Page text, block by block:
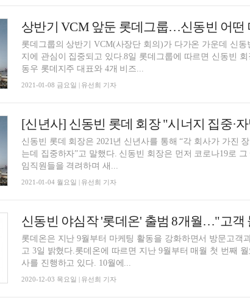
상반기 VCM 앞둔 롯데그룹…신동빈 어떤
롯데그룹의 상반기 VCM(사장단 회의)가 다가온 가운데 신동
지에 관심이 집중되고 있다.8일 롯데그룹에 따르면 신동빈 회
동우 롯데지주 대표와 4개 비즈...
2021-01-08 금요일 | 유선희 기자
신동빈 롯데 회장은 2021년 신년사를 통해 “각 회사가 가진
는데 집중하자”고 말했다. 신동빈 회장은 먼저 코로나19로
임직원들을 격려하며 새...
2021-01-04 월요일 | 유선희 기자
신동빈 야심작 '롯데온' 출범 8개월…"고객
롯데온은 지난 9월부터 마케팅 활동을 강화하면서 방문고객
고 3일 밝혔다.롯데온에 따르면 지난 9월부터 매월 첫 번째
사를 진행하고 있다. 10월에...
2020-12-03 목요일 | 유선희 기자